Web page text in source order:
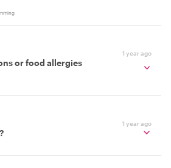
1 year ago
or food allergies
1 year ago